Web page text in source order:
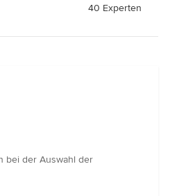
40 Experten
bei der Auswahl der